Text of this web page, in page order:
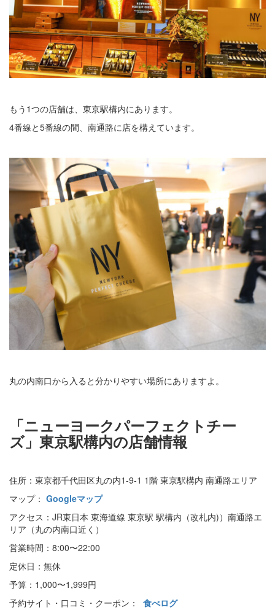
もう1つの店舗は、東京駅構内にあります。
4番線と5番線の間、南通路に店を構えています。
丸の内南口から入ると分かりやすい場所にありますよ。
「ニューヨークパーフェクトチー
ズ」東京駅構内の店舗情報
住所：東京都千代田区丸の内1-9-1 1階 東京駅構内 南通路エリア
マップ： Googleマップ
アクセス：JR東日本 東海道線 東京駅 駅構内（改札内)）南通路エ
リア（丸の内南口近く）
営業時間：8:00〜22:00
定休日：無休
予算：1,000〜1,999円
予約サイト・口コミ・クーポン： 食べログ